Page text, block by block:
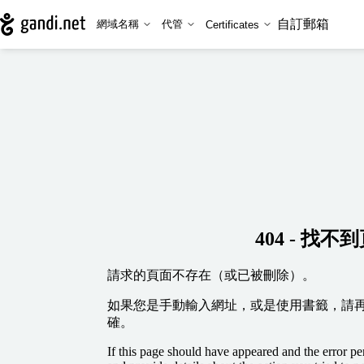
網域名稱 代管 Certificates 自訂郵箱
404 - 找不
請求的頁面不存在（或已被刪除）。
如果您是手動輸入網址，或是使用書籤，請
確。
If this page should have appeared and the error